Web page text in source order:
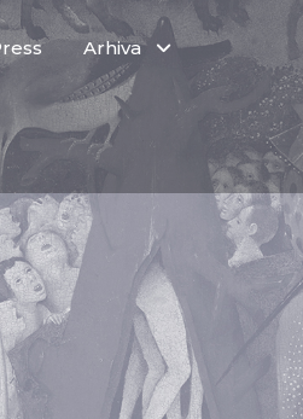
Arhiva